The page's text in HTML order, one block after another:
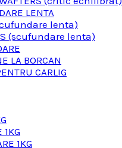
LENTA
lenta)
(scufundare lenta)
LA BORCAN
CARLIG
1KG
1KG